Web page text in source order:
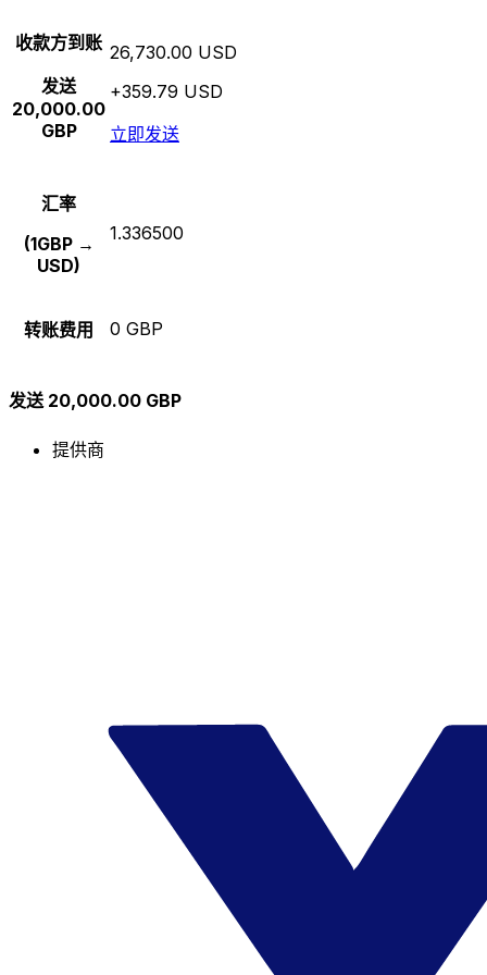
收款方到账
发送
20,000.00
GBP
26,730.00 USD
+359.79 USD
立即发送
汇率
(1GBP →
USD)
1.336500
转账费用 0 GBP
发送 20,000.00 GBP
提供商